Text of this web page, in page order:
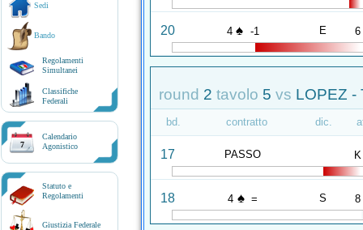
Sedi
Bando
Regolamenti
Simultanei
Classifiche
Federali
7
Calendario
Agonistico
Statuto e
Regolamenti
Giustizia Federale
20 4 ♠ -1 E 6
round 2 tavolo 5 vs LOPEZ -
bd. contratto dic.
17 PASSO K
18 4 ♠ = S 8